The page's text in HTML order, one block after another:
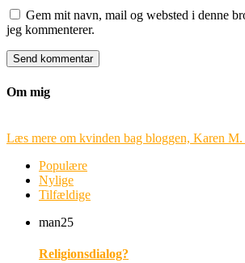
Gem mit navn, mail og websted i denne
jeg kommenterer.
Om mig
Læs mere om kvinden bag bloggen, Karen M.
Populære
Nylige
Tilfældige
man25
Religionsdialog?